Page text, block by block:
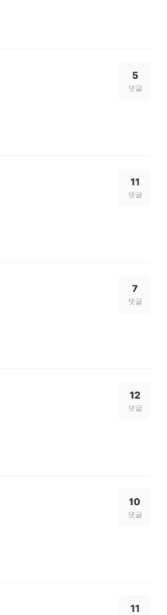
5
댓글
11
댓글
7
댓글
12
댓글
10
댓글
11